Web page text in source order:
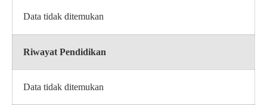
Data tidak ditemukan
Riwayat Pendidikan
Data tidak ditemukan